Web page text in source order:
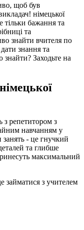
щоб був
німецької
тільки бажання та
та
знайти вчителя по
знання та
знайти? Заходьте на
з репетитором з
навчанням у
занять - це гнучкий
та глибше
максимальний
займатися з учителем